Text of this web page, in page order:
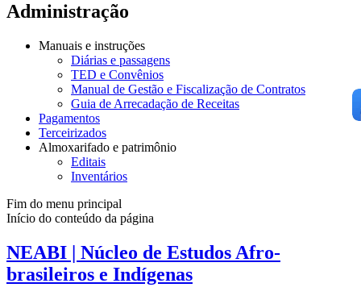
Administração
Manuais e instruções
Diárias e passagens
TED e Convênios
Manual de Gestão e Fiscalização de Contratos
Guia de Arrecadação de Receitas
Pagamentos
Terceirizados
Almoxarifado e patrimônio
Editais
Inventários
Fim do menu principal
Início do conteúdo da página
NEABI | Núcleo de Estudos Afro-
brasileiros e Indígenas